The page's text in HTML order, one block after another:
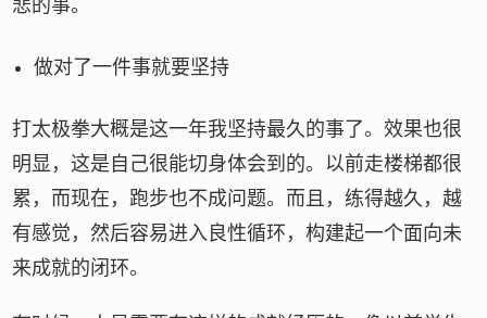
悲的事。
做对了一件事就要坚持
打太极拳大概是这一年我坚持最久的事了。效果也很
明显，这是自己很能切身体会到的。以前走楼梯都很
累，而现在，跑步也不成问题。而且，练得越久，越
有感觉，然后容易进入良性循环，构建起一个面向未
来成就的闭环。